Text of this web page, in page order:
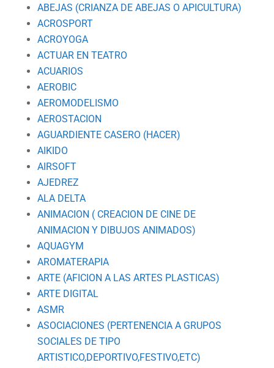
ABEJAS (CRIANZA DE ABEJAS O APICULTURA)
ACROSPORT
ACROYOGA
ACTUAR EN TEATRO
ACUARIOS
AEROBIC
AEROMODELISMO
AEROSTACION
AGUARDIENTE CASERO (HACER)
AIKIDO
AIRSOFT
AJEDREZ
ALA DELTA
ANIMACION ( CREACION DE CINE DE
ANIMACION Y DIBUJOS ANIMADOS)
AQUAGYM
AROMATERAPIA
ARTE (AFICION A LAS ARTES PLASTICAS)
ARTE DIGITAL
ASMR
ASOCIACIONES (PERTENENCIA A GRUPOS
SOCIALES DE TIPO
ARTISTICO,DEPORTIVO,FESTIVO,ETC)